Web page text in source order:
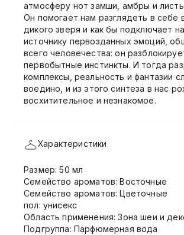
атмосферу нот замши, амбры и
Он помогает нам разглядеть в себе
дикого зверя и как бы подключает
источнику первозданных эмоций,
всего человечества: он
первобытные инстинкты. И тогда
комплексы, реальность и фантазии
воедино, и из этого синтеза в нас
восхитительное и незнакомое.
Характеристики
Размер: 50 мл
Семейство ароматов: Восточные
Семейство ароматов: Цветочные
пол: унисекс
Область применения: Зона шеи и
Подгруппа: Парфюмерная вода